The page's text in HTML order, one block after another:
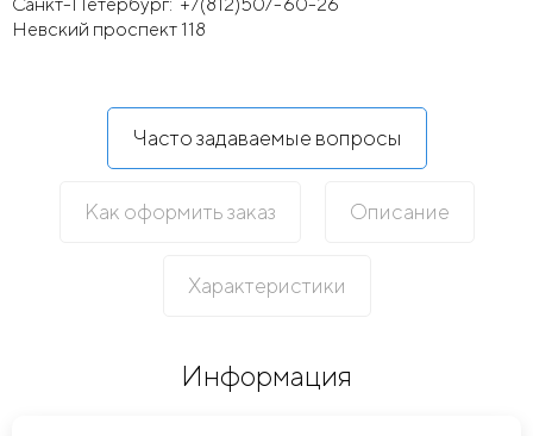
Невский проспект 118
Часто задаваемые вопросы
Как оформить заказ Описание
Характеристики
Информация